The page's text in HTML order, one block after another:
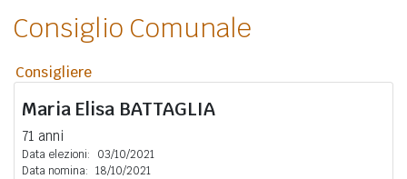
Consiglio Comunale
Consigliere
Maria Elisa BATTAGLIA
71 anni
Data elezioni:
03/10/2021
Data nomina: 18/10/2021